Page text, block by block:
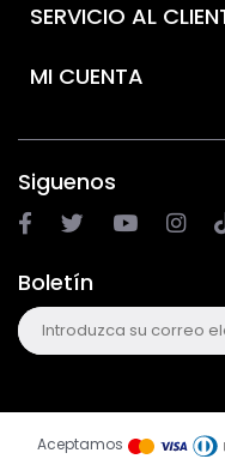
SERVICIO AL
MI CUENTA
Siguenos
Boletín
Aceptamos